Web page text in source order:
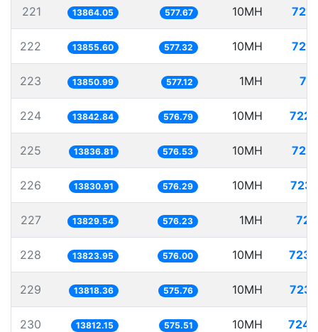
221 13864.05 577.67 10MH
222 13855.60 577.32 10MH
223 13850.99 577.12 1MH
224 13842.84 576.79 10MH
225 13836.81 576.53 10MH
226 13830.91 576.29 10MH
227 13829.54 576.23 1MH
228 13823.95 576.00 10MH
229 13818.36 575.76 10MH
230 13812.15 575.51 10MH